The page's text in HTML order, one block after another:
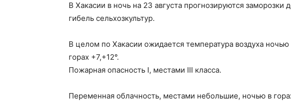
В Хакасии в ночь на 23 августа прогнозируются
гибель сельхозкультур.
В целом по Хакасии ожидается температура воздуха
горах +7,+12°.
Пожарная опасность I, местами III класса.
Переменная облачность, местами небольшие, ночью в